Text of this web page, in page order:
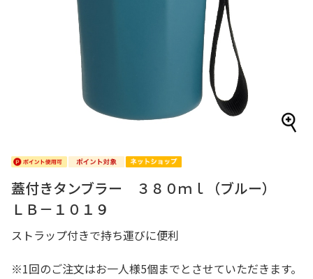
蓋付きタンブラー ３８０ｍｌ（ブルー）
ＬＢ－１０１９
ストラップ付きで持ち運びに便利
※1回のご注文はお一人様5個までとさせていただきます。